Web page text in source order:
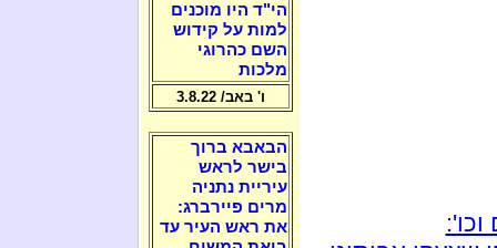
הי"ד היו מוכנים
למות על קידוש
השם כהרוגי
מלכות
ו' באב/ 3.8.22
הבאבא ברוך
בישר לראש
עיריית נתניה
מרים פיירברג:
את ראש העיר עד